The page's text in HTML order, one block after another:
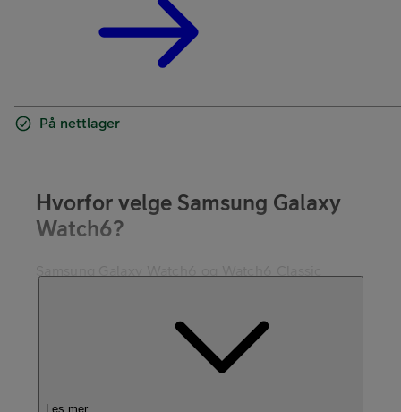
På nettlager
Hvorfor velge Samsung Galaxy
Watch6?
til et maraton eller bare vil sove bedre.
Lekkert design og mulighet til å tilpasse urskiven
Les mer